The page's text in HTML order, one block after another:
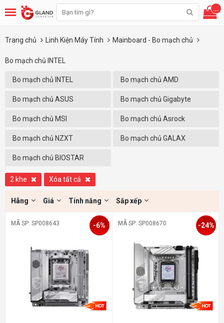
...
Trang chủ Linh Kiện Máy Tính Mainboard - Bo mạch chủ
Bo mạch chủ INTEL
Bo mạch chủ INTEL Bo mạch chủ AMD
Bo mạch chủ ASUS Bo mạch chủ Gigabyte
Bo mạch chủ MSI Bo mạch chủ Asrock
Bo mạch chủ NZXT Bo mạch chủ GALAX
Bo mạch chủ BIOSTAR
2 khe Xóa tất cả
Hãng Giá Tính năng Sắp xếp
MÃ SP: SP008643 -6% MÃ SP: SP008670 -24%